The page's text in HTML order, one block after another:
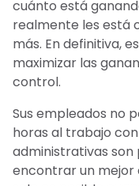
cuánto está
realmente les está
más. En definitiva,
maximizar las
control.
Sus empleados no
horas al trabajo
administrativas
encontrar un mejor